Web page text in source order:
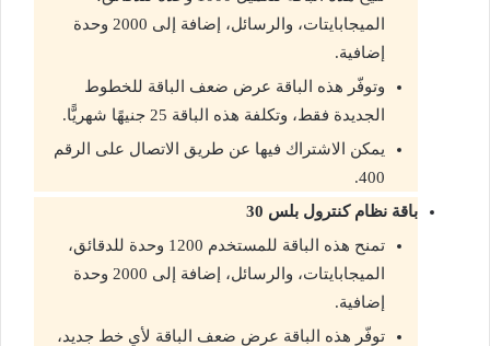
الميجابايتات، والرسائل، إضافة إلى 2000 وحدة
إضافية.
وتوفّر هذه الباقة عرض ضعف الباقة للخطوط
الجديدة فقط، وتكلفة هذه الباقة 25 جنيهًا شهريًّا.
يمكن الاشتراك فيها عن طريق الاتصال على الرقم
400.
باقة نظام كنترول بلس 30
تمنح هذه الباقة للمستخدم 1200 وحدة للدقائق،
الميجابايتات، والرسائل، إضافة إلى 2000 وحدة
إضافية.
توفّر هذه الباقة عرض ضعف الباقة لأي خط جديد،